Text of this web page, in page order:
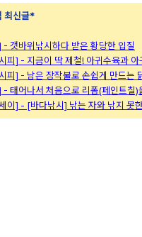
최신글*
- 갯바위낚시하다 받은 황당한 입질
피] - 지금이 딱 제철! 아귀수육과 아
피] - 남은 장작불로 손쉽게 만드는
- 태어나서 처음으로 리폼(페인트칠)
이] - [바다낚시] 낚는 자와 낚지 못